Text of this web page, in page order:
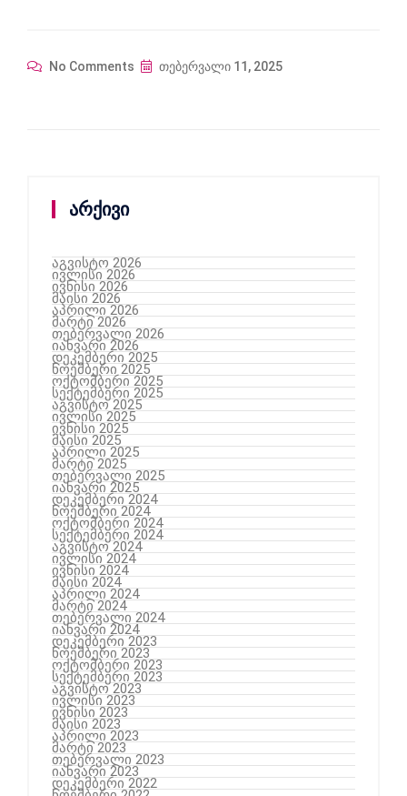
No Comments თებერვალი 11, 2025
არქივი
აგვისტო 2026
ივლისი 2026
ივნისი 2026
მაისი 2026
აპრილი 2026
მარტი 2026
თებერვალი 2026
იანვარი 2026
დეკემბერი 2025
ნოემბერი 2025
ოქტომბერი 2025
სექტემბერი 2025
აგვისტო 2025
ივლისი 2025
ივნისი 2025
მაისი 2025
აპრილი 2025
მარტი 2025
თებერვალი 2025
იანვარი 2025
დეკემბერი 2024
ნოემბერი 2024
ოქტომბერი 2024
სექტემბერი 2024
აგვისტო 2024
ივლისი 2024
ივნისი 2024
მაისი 2024
აპრილი 2024
მარტი 2024
თებერვალი 2024
იანვარი 2024
დეკემბერი 2023
ნოემბერი 2023
ოქტომბერი 2023
სექტემბერი 2023
აგვისტო 2023
ივლისი 2023
ივნისი 2023
მაისი 2023
აპრილი 2023
მარტი 2023
თებერვალი 2023
იანვარი 2023
დეკემბერი 2022